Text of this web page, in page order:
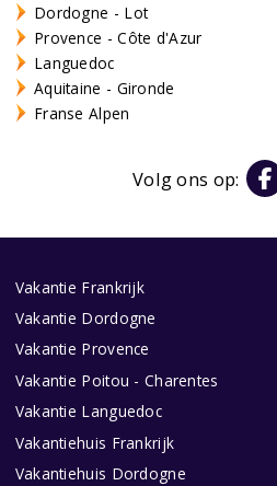
Dordogne - Lot
Provence - Côte d'Azur
Languedoc
Aquitaine - Gironde
Franse Alpen
Volg ons op:
Vakantie Frankrijk
Vakantie Dordogne
Vakantie Provence
Vakantie Poitou - Charentes
Vakantie Languedoc
Vakantiehuis Frankrijk
Vakantiehuis Dordogne